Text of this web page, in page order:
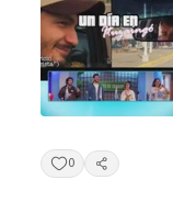
0
Compartir